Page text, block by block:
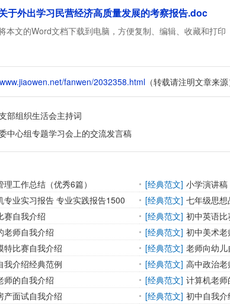
于外出学习民营经济高质量发展的考察报告.doc
本文的Word文档下载到电脑，方便复制、编辑、收藏和打印
fanwen/2032358.html （转载请注明文章来源
部组织生活会主持词
中心组专题学习会上的交流发言稿
理工作总结（优秀6篇） [经典范文] 小学演讲稿
专业实习报告 专业实践报告1500 [经典范文] 七年级思想
赛自我介绍 [经典范文] 初中英语
老师自我介绍 [经典范文] 初中美术
特比赛自我介绍 [经典范文] 老师向幼儿
我介绍经典范例 [经典范文] 高中政治
师的自我介绍 [经典范文] 计算机老
产面试自我介绍 [经典范文] 初中自我